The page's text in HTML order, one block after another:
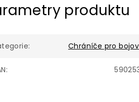
produktu
: Chráníče pro
: